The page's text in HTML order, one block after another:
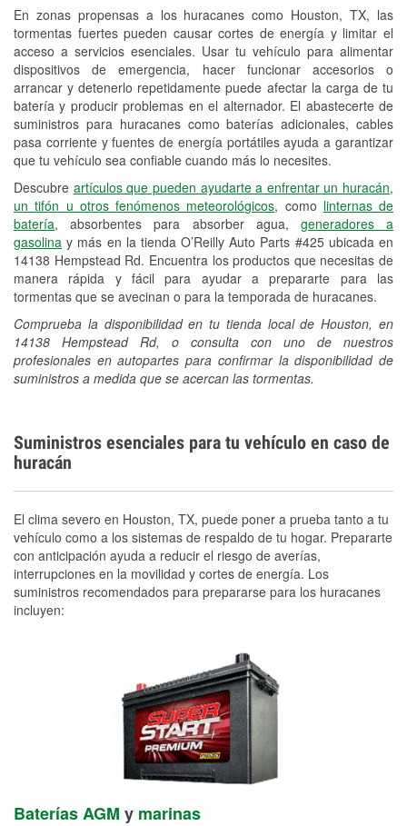
En zonas propensas a los huracanes como Houston, TX, las
tormentas fuertes pueden causar cortes de energía y limitar el
acceso a servicios esenciales. Usar tu vehículo para alimentar
dispositivos de emergencia, hacer funcionar accesorios o
arrancar y detenerlo repetidamente puede afectar la carga de tu
batería y producir problemas en el alternador. El abastecerte de
suministros para huracanes como baterías adicionales, cables
pasa corriente y fuentes de energía portátiles ayuda a garantizar
que tu vehículo sea confiable cuando más lo necesites.
Descubre artículos que pueden ayudarte a enfrentar un huracán,
un tifón u otros fenómenos meteorológicos, como linternas de
batería, absorbentes para absorber agua, generadores a
gasolina y más en la tienda O’Reilly Auto Parts #425 ubicada en
14138 Hempstead Rd. Encuentra los productos que necesitas de
manera rápida y fácil para ayudar a prepararte para las
tormentas que se avecinan o para la temporada de huracanes.
Comprueba la disponibilidad en tu tienda local de Houston, en
14138 Hempstead Rd, o consulta con uno de nuestros
profesionales en autopartes para confirmar la disponibilidad de
suministros a medida que se acercan las tormentas.
freno
Hurricane Supplies
Tornado Supplies
Conoce más
Idiomas adicionales
Español
Suministros esenciales para tu vehículo en caso de
huracán
El clima severo en Houston, TX, puede poner a prueba tanto a tu
vehículo como a los sistemas de respaldo de tu hogar. Prepararte
con anticipación ayuda a reducir el riesgo de averías,
interrupciones en la movilidad y cortes de energía. Los
suministros recomendados para prepararse para los huracanes
incluyen:
Baterías AGM y marinas